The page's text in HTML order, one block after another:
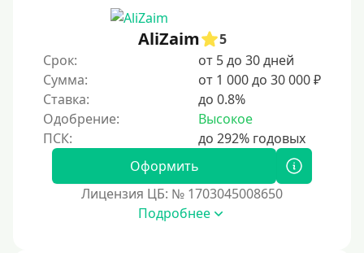
30 дней без процентов
60 дней
3 месяца
90 дней
100 дней
5 месяцев
AliZaim
5
Срок:
от 5 до 30 дней
Сумма:
от 1 000 до 30 000 ₽
Ставка:
до 0.8%
Одобрение:
Высокое
Оформить
Лицензия ЦБ: № 1703045008650
Подробнее